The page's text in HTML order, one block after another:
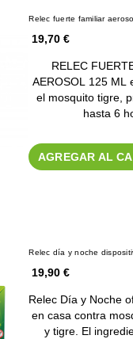
Relec fuerte familiar
19,70 €
RELEC
AEROSOL 125 ML
el mosquito tigre,
hasta 6
AGREGAR AL
Relec día y noche
19,90 €
Relec Día y Noche
en casa contra
y tigre. El